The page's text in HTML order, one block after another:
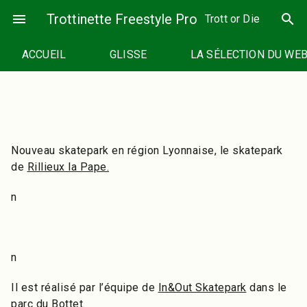
menu Trottinette Freestyle Pro Trott or Die search
ACCUEIL GLISSE LA SÉLECTION DU
Nouveau skatepark en région Lyonnaise, le skatepark
de Rillieux la Pape.
n
n
Il est réalisé par l’équipe de In&Out Skatepark dans le
parc du Bottet.